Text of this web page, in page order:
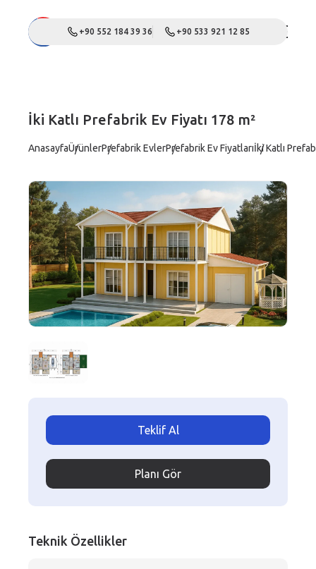
+90 552 184 39 36 +90 533 921 12 85
İki Katlı Prefabrik Ev Fiyatı 178 m²
AnasayfaÜrünlerPrefabrik EvlerPrefabrik Ev Fiyatlarıİki Katlı
Teklif Al
Planı Gör
Teknik Özellikler